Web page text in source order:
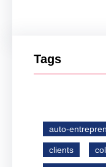
Tags
auto-
clients